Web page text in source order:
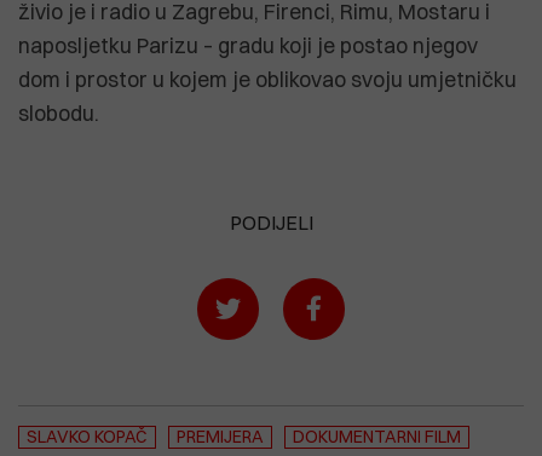
živio je i radio u Zagrebu, Firenci, Rimu, Mostaru i
naposljetku Parizu – gradu koji je postao njegov
dom i prostor u kojem je oblikovao svoju umjetničku
slobodu.
PODIJELI
SLAVKO KOPAČ PREMIJERA
DOKUMENTARNI FILM